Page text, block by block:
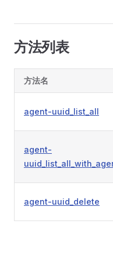
方法列表
方法名
agent-uuid_list_all
agent-
agent-uuid_delete